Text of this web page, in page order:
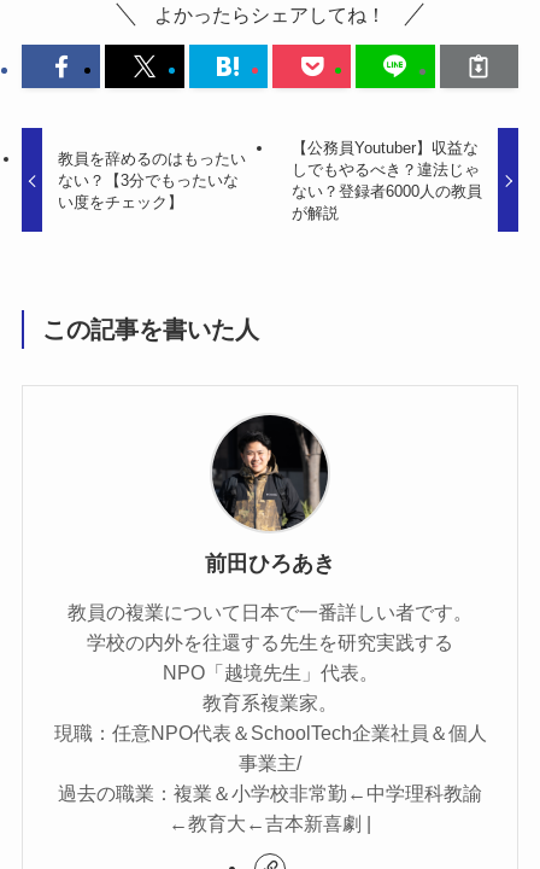
よかったらシェアしてね！
教員を辞めるのはもったい
ない？【3分でもったいな
い度をチェック】
【公務員Youtuber】収益な
しでもやるべき？違法じゃ
ない？登録者6000人の教員
が解説
この記事を書いた人
前田ひろあき
教員の複業について日本で一番詳しい者です。
学校の内外を往還する先生を研究実践する
NPO「越境先生」代表。
教育系複業家。
現職：任意NPO代表＆SchoolTech企業社員＆個人
事業主/
過去の職業：複業＆小学校非常勤←中学理科教諭
←教育大←吉本新喜劇 |